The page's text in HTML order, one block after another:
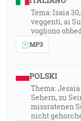
Tema: Isaia
veggenti, ai
vogliono
MP3
POLSKI
Thema: Jesaia
Sehern, zu
missratenen
nicht